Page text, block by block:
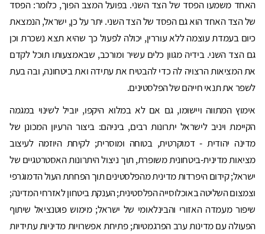
האחד משמעו הפסד של הצד השני. בפועל המצב הפוך, כלומר: הפסד
של הצד האחד הוא גם הפסד של הצד השני. יתר על כן, ישראל, הנמצאת
כיום בעמדת עוצמה ללא עוררין, יכולה לפעול כך שהיא תצא נשכרת וכן
גם הצד השני. בידיה מגוון כלים עשיר ומורכב, שבאמצעותו תוכל לקדם
את המציאות הרצויה לה כדי להבטיח את עתידה ואת ביטחונה, ובה בעת
לשפר את תנאי חייהם של הפלסטינים.
אימוץ המתווה ויישומו, גם אם לא במלוא היקפו, יוביל לשינוי במגמה
הקיימת ויניב לישראל יתרונות רבים, ביניהם: ביצור הרעיון המכונן של
מדינה יהודית - דמוקרטית, בטוחה ומוסרית; לקיחת היוזמה לעיצוב
מציאות מדינית-ביטחונית משופרת, תוך ניצול היתרונות האסטרטגיים של
ישראל; קידום היפרדות מדינית מהפלסטינים תוך הפחתת העול הדמוגרפי
וצמצום השליטה באוכלוסייה הפלסטינית; הענקת ביטחון לאזרחי המדינה;
שיפור מעמדה האזורי והבינלאומי של ישראל; מימוש פוטנציאל שיתוף
הפעולה עם מדינות ערב הפרגמטיות; פתיחת אפשרויות מדיניות עתידיות